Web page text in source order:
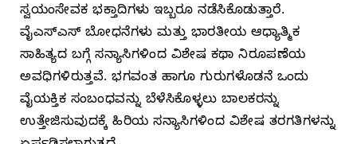
ಸ್ವಯಂಸೇವಕ ಭಕ್ತಾದಿಗಳು ಇಬ್ಬರೂ ನಡೆಸಿಕೊಡುತ್ತಾರೆ.
ವೈಎಸ್‌ಎಸ್‌ ಬೋಧನೆಗಳು ಮತ್ತು ಭಾರತೀಯ ಆಧ್ಯಾತ್ಮಿಕ
ಸಾಹಿತ್ಯದ ಬಗ್ಗೆ ಸನ್ಯಾಸಿಗಳಿಂದ ವಿಶೇಷ ಕಥಾ ನಿರೂಪಣೆಯ
ಅವಧಿಗಳಿರುತ್ತವೆ. ಭಗವಂತ ಹಾಗೂ ಗುರುಗಳೊಡನೆ ಒಂದು
ವೈಯಕ್ತಿಕ ಸಂಬಂಧವನ್ನು ಬೆಳೆಸಿಕೊಳ್ಳಲು ಬಾಲಕರನ್ನು
ಉತ್ತೇಜಿಸುವುದಕ್ಕೆ ಹಿರಿಯ ಸನ್ಯಾಸಿಗಳಿಂದ ವಿಶೇಷ ತರಗತಿಗಳನ್ನು